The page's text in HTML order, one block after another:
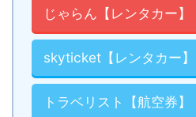
じゃらん【レンタカー】
skyticket【レンタカー】
トラベリスト【航空券】